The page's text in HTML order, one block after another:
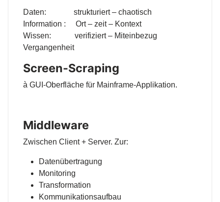
Daten: strukturiert – chaotisch
Information : Ort – zeit – Kontext
Wissen: verifiziert – Miteinbezug
Vergangenheit
Screen-Scraping
à GUI-Oberfläche für Mainframe-Applikation.
Middleware
Zwischen Client + Server. Zur:
Datenübertragung
Monitoring
Transformation
Kommunikationsaufbau